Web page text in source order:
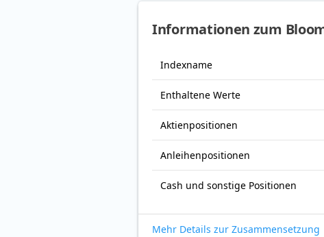
Informationen zum
Indexname
Enthaltene Werte
Aktienpositionen
Anleihenpositionen
Cash und sonstige Positionen
Mehr Details zur Zusammensetzung